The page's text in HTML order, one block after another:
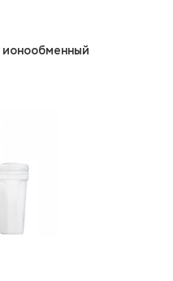
ионообменный